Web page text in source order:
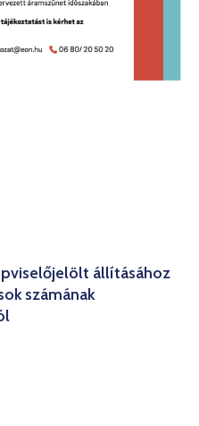
állításához
számának